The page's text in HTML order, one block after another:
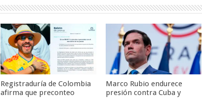
Registraduría de Colombia
afirma que preconteo
Marco Rubio endurece
presión contra Cuba y